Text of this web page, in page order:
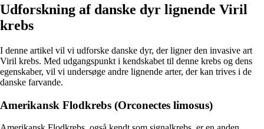
Udforskning af danske dyr lignende Viril
krebs
I denne artikel vil vi udforske danske dyr, der ligner den invasive art
Viril krebs. Med udgangspunkt i kendskabet til denne krebs og dens
egenskaber, vil vi undersøge andre lignende arter, der kan trives i de
danske farvande.
Amerikansk Flodkrebs (Orconectes limosus)